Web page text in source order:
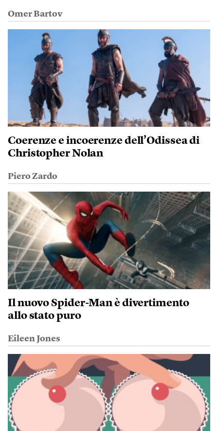
Omer Bartov
Coerenze e incoerenze dell’Odissea di
Christopher Nolan
Piero Zardo
Il nuovo Spider-Man è divertimento
allo stato puro
Eileen Jones